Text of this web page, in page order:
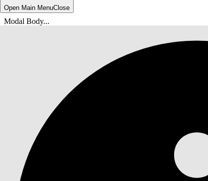
Open Main MenuClose
Modal Body...
Ti trovi qui: